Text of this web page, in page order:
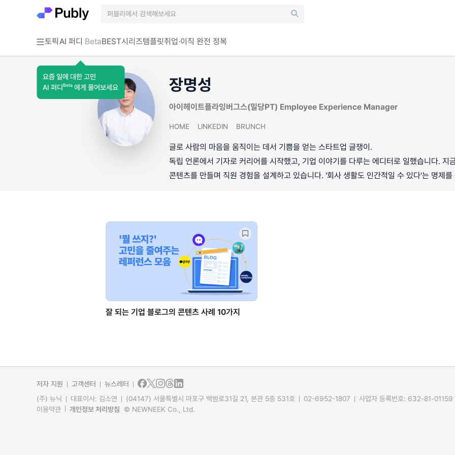
토픽AI 퍼디 Beta
요즘 일에 대한 고민
AI 퍼디 Beta 에게 물어보세요
BEST시리즈템플릿취업·이직 완전 정복
장명성
아이헤이트플라잉버그스(밀당PT) Employee Experience Manager
HOME LINKEDIN BRUNCH
글로 사람의 마음을 움직이는 데서 기쁨을 얻는 스타트업 글쟁이.
독립 언론에서 기자로 커리어를 시작했고, 기업 이야기를 다루는 에디터로 일했습니다. 지
콘텐츠를 만들며 직원 경험을 설계하고 있습니다. '회사 생활도 인간적일 수 있다'는 명제
잘 되는 기업 블로그의 콘텐츠 사례 10가지
저자 지원 고객센터
뉴스레터
(주) 뉴닉
대표이사: 김소연 (04147) 서울특별시 마포구 백범로31길 21, 본관 5층 531호 02-6952-1807 사업자 등록번호: 632-81-01159
이용약관
개인정보 처리방침 © NEWNEEK Co., Ltd.